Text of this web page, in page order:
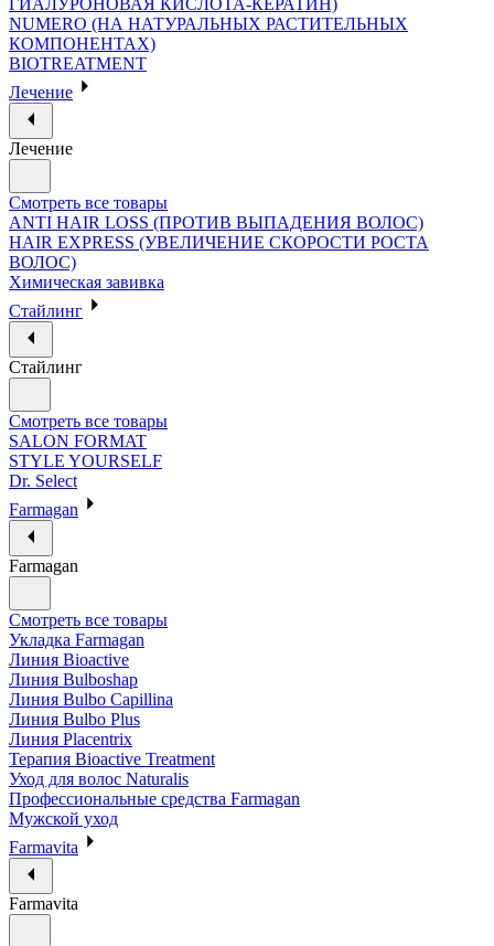
NUMERO (НА НАТУРАЛЬНЫХ РАСТИТЕЛЬНЫХ
КОМПОНЕНТАХ)
BIOTREATMENT
Лечение
Лечение
Смотреть все товары
ANTI HAIR LOSS (ПРОТИВ ВЫПАДЕНИЯ ВОЛОС)
HAIR EXPRESS (УВЕЛИЧЕНИЕ СКОРОСТИ РОСТА
ВОЛОС)
Химическая завивка
Стайлинг
Стайлинг
Смотреть все товары
SALON FORMAT
STYLE YOURSELF
Dr. Select
Farmagan
Farmagan
Смотреть все товары
Укладка Farmagan
Линия Bioactive
Линия Bulboshap
Линия Bulbo Capillina
Линия Bulbo Plus
Линия Placentrix
Терапия Bioactive Treatment
Уход для волос Naturalis
Профессиональные средства Farmagan
Мужской уход
Farmavita
Farmavita